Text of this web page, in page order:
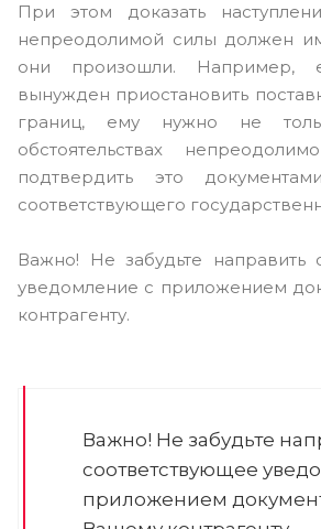
При этом доказать
непреодолимой силы должен
они произошли. Например,
вынужден приостановить
границ, ему нужно не
обстоятельствах
подтвердить это
соответствующего
Важно! Не забудьте направить
уведомление с приложением
контрагенту.
Важно! Не забудьте
соответствующее
приложением